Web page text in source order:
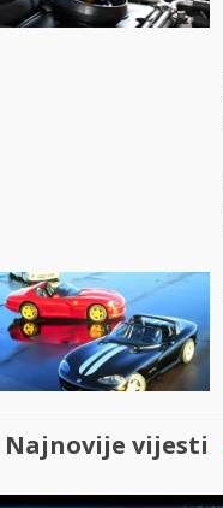
Najnovije vijesti